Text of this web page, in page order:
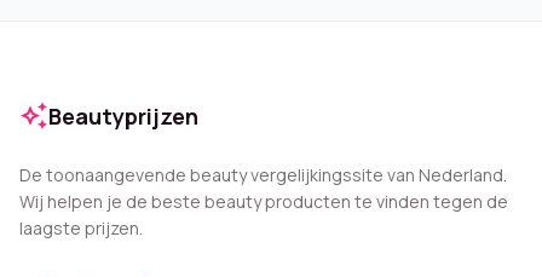
auto_awesomeBeautyprijzen
De toonaangevende beauty vergelijkingssite van Nederland.
Wij helpen je de beste beauty producten te vinden tegen de
laagste prijzen.